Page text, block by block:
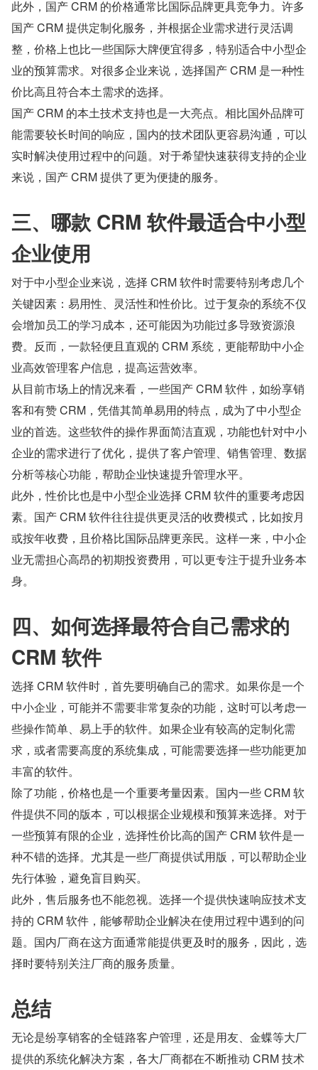
此外，国产 CRM 的价格通常比国际品牌更具竞争力。许多
国产 CRM 提供定制化服务，并根据企业需求进行灵活调
整，价格上也比一些国际大牌便宜得多，特别适合中小型企
业的预算需求。对很多企业来说，选择国产 CRM 是一种性
价比高且符合本土需求的选择。
国产 CRM 的本土技术支持也是一大亮点。相比国外品牌可
能需要较长时间的响应，国内的技术团队更容易沟通，可以
实时解决使用过程中的问题。对于希望快速获得支持的企业
来说，国产 CRM 提供了更为便捷的服务。
三、哪款 CRM 软件最适合中小型
企业使用
对于中小型企业来说，选择 CRM 软件时需要特别考虑几个
关键因素：易用性、灵活性和性价比。过于复杂的系统不仅
会增加员工的学习成本，还可能因为功能过多导致资源浪
费。反而，一款轻便且直观的 CRM 系统，更能帮助中小企
业高效管理客户信息，提高运营效率。
从目前市场上的情况来看，一些国产 CRM 软件，如纷享销
客和有赞 CRM，凭借其简单易用的特点，成为了中小型企
业的首选。这些软件的操作界面简洁直观，功能也针对中小
企业的需求进行了优化，提供了客户管理、销售管理、数据
分析等核心功能，帮助企业快速提升管理水平。
此外，性价比也是中小型企业选择 CRM 软件的重要考虑因
素。国产 CRM 软件往往提供更灵活的收费模式，比如按月
或按年收费，且价格比国际品牌更亲民。这样一来，中小企
业无需担心高昂的初期投资费用，可以更专注于提升业务本
身。
四、如何选择最符合自己需求的
CRM 软件
选择 CRM 软件时，首先要明确自己的需求。如果你是一个
中小企业，可能并不需要非常复杂的功能，这时可以考虑一
些操作简单、易上手的软件。如果企业有较高的定制化需
求，或者需要高度的系统集成，可能需要选择一些功能更加
丰富的软件。
除了功能，价格也是一个重要考量因素。国内一些 CRM 软
件提供不同的版本，可以根据企业规模和预算来选择。对于
一些预算有限的企业，选择性价比高的国产 CRM 软件是一
种不错的选择。尤其是一些厂商提供试用版，可以帮助企业
先行体验，避免盲目购买。
此外，售后服务也不能忽视。选择一个提供快速响应技术支
持的 CRM 软件，能够帮助企业解决在使用过程中遇到的问
题。国内厂商在这方面通常能提供更及时的服务，因此，选
择时要特别关注厂商的服务质量。
总结
无论是纷享销客的全链路客户管理，还是用友、金蝶等大厂
提供的系统化解决方案，各大厂商都在不断推动 CRM 技术